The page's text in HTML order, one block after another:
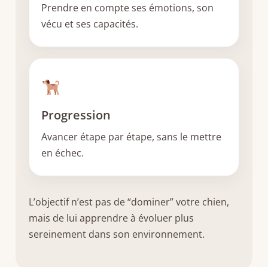
Prendre en compte ses émotions, son
vécu et ses capacités.
Progression
Avancer étape par étape, sans le mettre
en échec.
L’objectif n’est pas de “dominer” votre chien,
mais de lui apprendre à évoluer plus
sereinement dans son environnement.